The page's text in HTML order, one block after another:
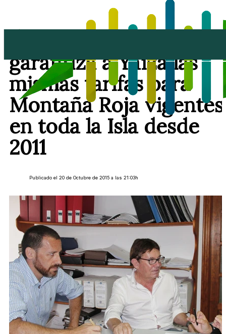
garantiza a Yaiza las
mismas tarifas para
Montaña Roja vigentes
en toda la Isla desde
2011
Publicado el 20 de Octubre de 2015 a las 21:03h